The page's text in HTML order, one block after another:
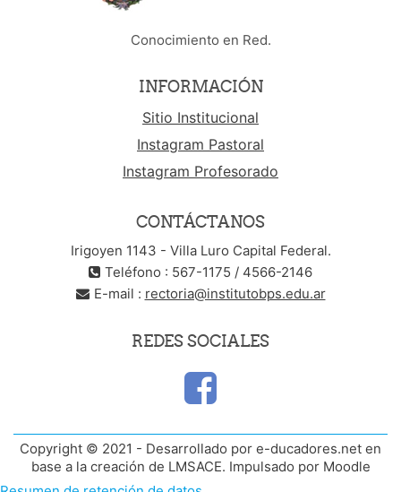
Conocimiento en Red.
INFORMACIÓN
Sitio Institucional
Instagram Pastoral
Instagram Profesorado
CONTÁCTANOS
Irigoyen 1143 - Villa Luro Capital Federal.
Teléfono : 567-1175 / 4566-2146
E-mail : rectoria@institutobps.edu.ar
REDES SOCIALES
Copyright © 2021 - Desarrollado por e-ducadores.net en
base a la creación de LMSACE. Impulsado por Moodle